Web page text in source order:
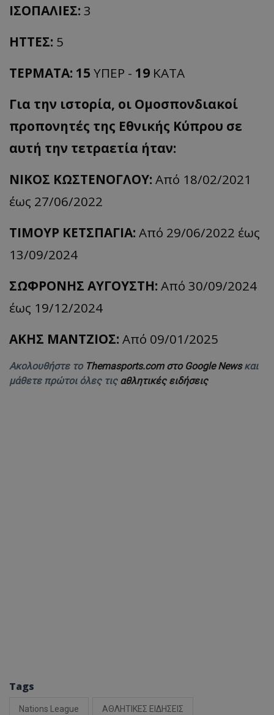
ΙΣΟΠΑΛΙΕΣ: 3
ΗΤΤΕΣ: 5
ΤΕΡΜΑΤΑ: 15 ΥΠΕΡ - 19 ΚΑΤΑ
Για την ιστορία, οι Ομοσπονδιακοί
προπονητές της Εθνικής Κύπρου σε
αυτή την τετραετία ήταν:
ΝΙΚΟΣ ΚΩΣΤΕΝΟΓΛΟΥ: Από 18/02/2021
έως 27/06/2022
ΤΙΜΟΥΡ ΚΕΤΣΠΑΓΙΑ: Από 29/06/2022 έως
13/09/2024
ΣΩΦΡΟΝΗΣ ΑΥΓΟΥΣΤΗ: Από 30/09/2024
έως 19/12/2024
ΑΚΗΣ ΜΑΝΤΖΙΟΣ: Από 09/01/2025
Ακολουθήστε το Themasports.com στο Google Newsκαι
μάθετε πρώτοι όλες τις αθλητικές ειδήσεις
Tags
Nations League ΑΘΛΗΤΙΚΕΣ ΕΙΔΗΣΕΙΣ